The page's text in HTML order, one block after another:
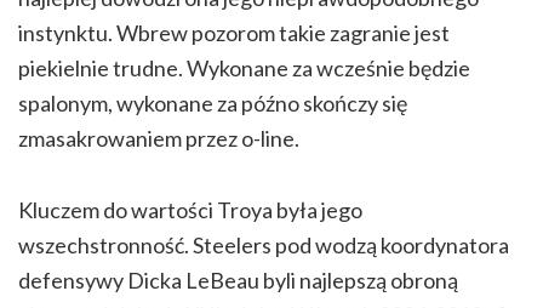
instynktu. Wbrew pozorom takie zagranie jest
piekielnie trudne. Wykonane za wcześnie będzie
spalonym, wykonane za późno skończy się
zmasakrowaniem przez o-line.
Kluczem do wartości Troya była jego
wszechstronność. Steelers pod wodzą koordynatora
defensywy Dicka LeBeau byli najlepszą obroną